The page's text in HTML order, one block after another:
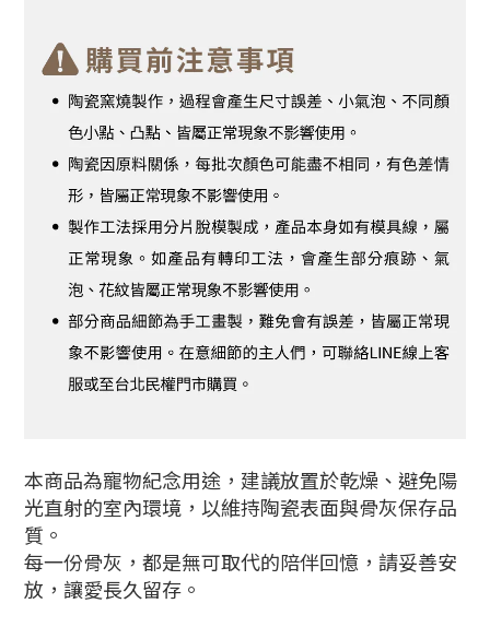
本商品為寵物紀念用途，建議放置於乾燥、避免陽
光直射的室內環境，以維持陶瓷表面與骨灰保存品
質。
每一份骨灰，都是無可取代的陪伴回憶，請妥善安
放，讓愛長久留存。